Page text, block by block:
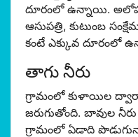
దూరంలో ఉన్నాయి.
ఆసుపత్రి, కుటుంబ
కంటే ఎక్కువ దూరంలో
తాగు నీరు
గ్రామంలో కుళాయిల
జరుగుతోంది. బావుల
గ్రామంలో ఏడాది